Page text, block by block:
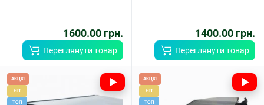
1600.00 грн.
Переглянути товар
1400.00 грн.
Переглянути товар
АКЦІЯ
HIT
ТОП
АКЦІЯ
HIT
ТОП